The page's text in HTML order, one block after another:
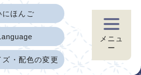
にほんご
ズ・配色の変更
メニュ
ー